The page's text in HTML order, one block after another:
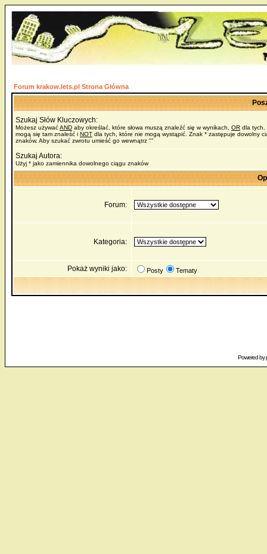
Forum krakow.lets.pl Strona Główna
Szukaj Słów Kluczowych:
Możesz używaćAND aby określać, które słowa muszą znaleźć się w wynikach, OR dla tych,
mogą się tam znaleść i NOT dla tych, które nie mogą wystąpić. Znak * zastępuje dowolny
znaków. Aby szukać zwrotu umieść go wewnątrz ""
Szukaj Autora:
Użyj * jako zamiennika dowolnego ciągu znaków
Forum:
Kategoria:
Pokaż wyniki jako: Posty Tematy
Powered by